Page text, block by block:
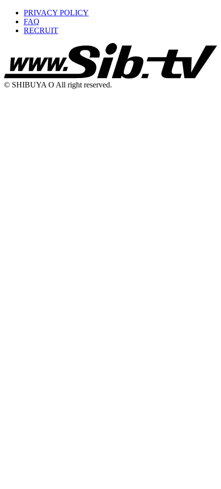
PRIVACY POLICY
FAQ
RECRUIT
© SHIBUYA O All right reserved.